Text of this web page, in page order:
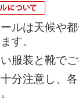
ルは天候や
す。
服装と靴でご
分注意し、